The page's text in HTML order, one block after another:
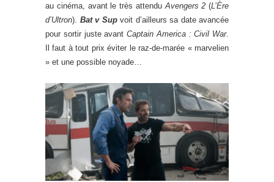
au cinéma, avant le très attendu Avengers 2 (L’Ère
d’Ultron). Bat v Supvoit d’ailleurs sa date avancée
pour sortir juste avant Captain America : Civil War.
Il faut à tout prix éviter le raz-de-marée « marvelien
» et une possible noyade…